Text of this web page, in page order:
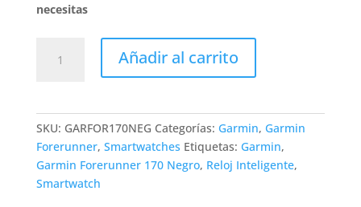
necesitas
Forerunner
Añadir al carrito
SKU: GARFOR170NEG Categorías: Garmin, Garmin
Forerunner, Smartwatches Etiquetas: Garmin,
Garmin Forerunner 170 Negro, Reloj Inteligente,
Smartwatch